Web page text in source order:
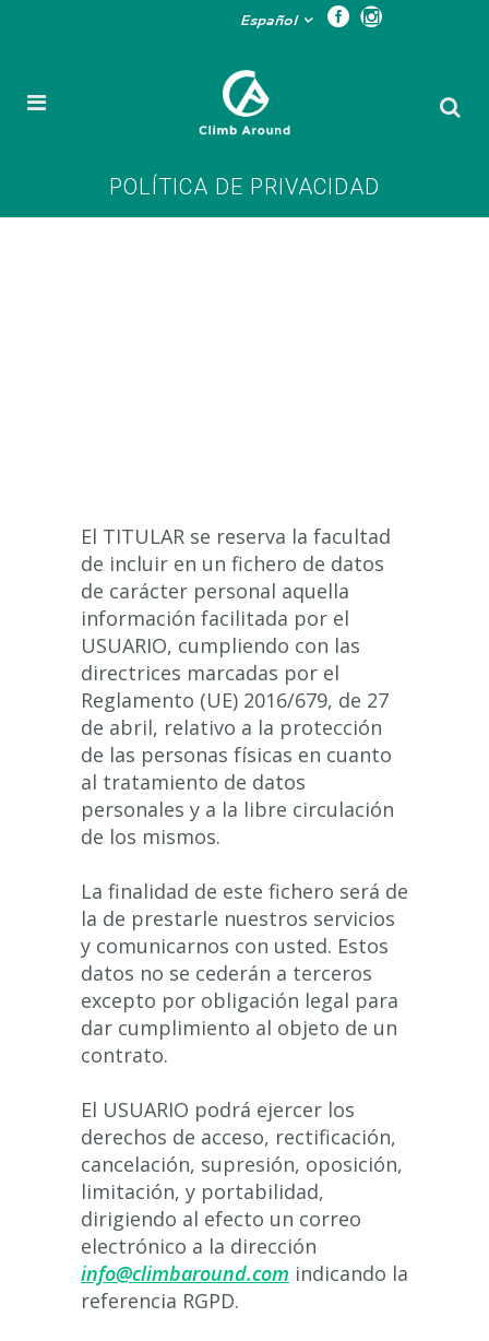
Español
POLÍTICA DE PRIVACIDAD
El TITULAR se reserva la facultad
de incluir en un fichero de datos
de carácter personal aquella
información facilitada por el
USUARIO, cumpliendo con las
directrices marcadas por el
Reglamento (UE) 2016/679, de 27
de abril, relativo a la protección
de las personas físicas en cuanto
al tratamiento de datos
personales y a la libre circulación
de los mismos.
La finalidad de este fichero será de
la de prestarle nuestros servicios
y comunicarnos con usted. Estos
datos no se cederán a terceros
excepto por obligación legal para
dar cumplimiento al objeto de un
contrato.
El USUARIO podrá ejercer los
derechos de acceso, rectificación,
cancelación, supresión, oposición,
limitación, y portabilidad,
dirigiendo al efecto un correo
electrónico a la dirección
info@climbaround.com indicando la
referencia RGPD.